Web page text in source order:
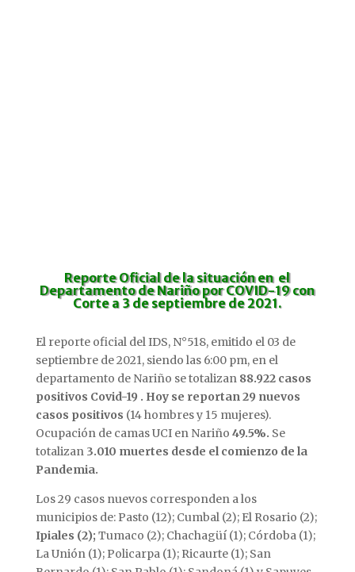
Reporte Oficialde la situación en el
Departamento de Nariño por COVID-19 con
Corte a 3 de septiembre de 2021.
El reporte oficial del IDS, N°518, emitido el 03 de
septiembre de 2021, siendo las 6:00 pm, en el
departamento de Nariño se totalizan 88.922 casos
positivos Covid-19 . Hoy se reportan 29 nuevos
casos positivos (14 hombres y 15 mujeres).
Ocupación de camas UCI en Nariño 49.5%. Se
totalizan 3.010 muertes desde el comienzo de la
Pandemia.
Los 29 casos nuevos corresponden a los
municipios de: Pasto (12); Cumbal (2); El Rosario (2);
Ipiales (2); Tumaco (2); Chachagüí (1); Córdoba (1);
La Unión (1); Policarpa (1); Ricaurte (1); San